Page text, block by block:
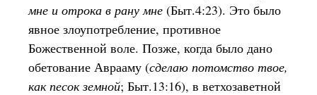
мне и отрока в рану мне (Быт.4:23). Это было
явное злоупотребление, противное
Божественной воле. Позже, когда было дано
обетование Аврааму (сделаю потомство твое,
как песок земной; Быт.13:16), в ветхозаветной